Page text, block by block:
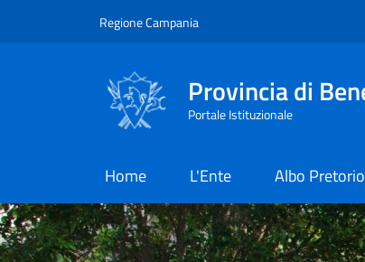
Regione Campania
Provincia di
Portale Istituzionale
Home L'Ente Albo Pretorio
Provincia di